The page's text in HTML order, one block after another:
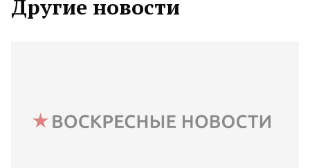
Другие новости